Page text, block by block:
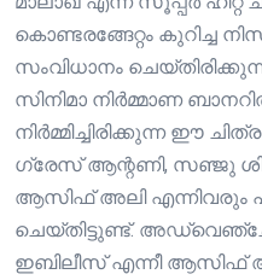
കൊണ്ടരങ്ങേറ്റം കുറിച്ച
സംവിധാനം
സിനിമാ നിർമ്മാണ
നിർമ്മിച്ചിരിക്കുന്ന ഈ
ഗ്രേസ് ആന്റണി, സഞ്ജു
ആസിഫ് അലി എന്നിവരും
ചെയ്തിട്ടുണ്ട്.
ഇബിലീസ് എന്നീ ആസിഫ്